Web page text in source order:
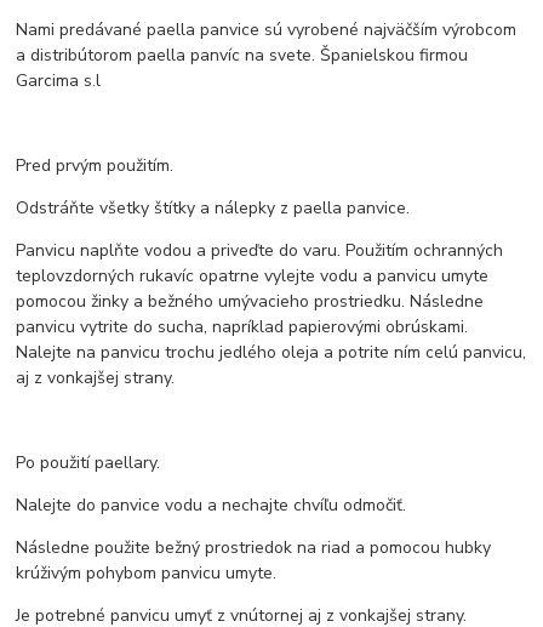
Nami predávané paella panvice sú vyrobené najväčším výrobcom
a distribútorom paella panvíc na svete. Španielskou firmou
Garcima s.l
Pred prvým použitím.
Odstráňte všetky štítky a nálepky z paella panvice.
Panvicu naplňte vodou a priveďte do varu. Použitím ochranných
teplovzdorných rukavíc opatrne vylejte vodu a panvicu umyte
pomocou žinky a bežného umývacieho prostriedku. Následne
panvicu vytrite do sucha, napríklad papierovými obrúskami.
Nalejte na panvicu trochu jedlého oleja a potrite ním celú panvicu,
aj z vonkajšej strany.
Po použití paellary.
Nalejte do panvice vodu a nechajte chvíľu odmočiť.
Následne použite bežný prostriedok na riad a pomocou hubky
krúživým pohybom panvicu umyte.
Je potrebné panvicu umyť z vnútornej aj z vonkajšej strany.